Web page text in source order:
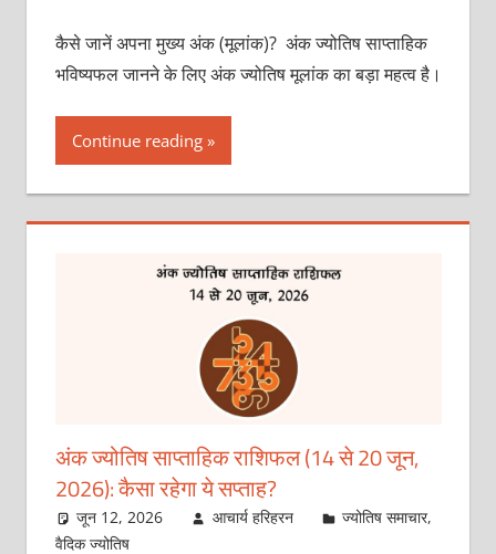
कैसे जानें अपना मुख्य अंक (मूलांक)? अंक ज्योतिष साप्ताहिक
भविष्यफल जानने के लिए अंक ज्योतिष मूलांक का बड़ा महत्व है।
Continue reading
अंक ज्योतिष साप्ताहिक राशिफल (14 से 20 जून,
2026): कैसा रहेगा ये सप्‍ताह?
जून 12, 2026 आचार्य हरिहरन ज्योतिष समाचार,
वैदिक ज्योतिष